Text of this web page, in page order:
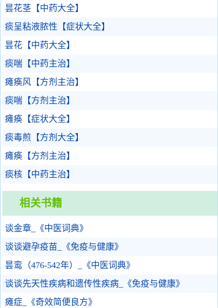
昙花茎【中药大全】
痰呈粘液脓性【症状大全】
昙花【中药大全】
痰喘【中药主治】
瘫痪风【方剂主治】
痰喘【方剂主治】
瘫痪【症状大全】
痰毒煎【方剂大全】
瘫痪【方剂主治】
痰核【中药主治】
相关书籍
谈金章_《中医词典》
谈谈避孕疫苗_《免疫与健康》
昙鸾（476-542年）_《中医词典》
谈谈先天性疾病和遗传性疾病_《免疫与健康》
瘫症_《奇效简便良方》